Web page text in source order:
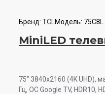
Бренд: TCL Модель: 75C8L
MiniLED
75" 3840x2160 (4K UHD),
Гц, ОС Google TV, HDR10,